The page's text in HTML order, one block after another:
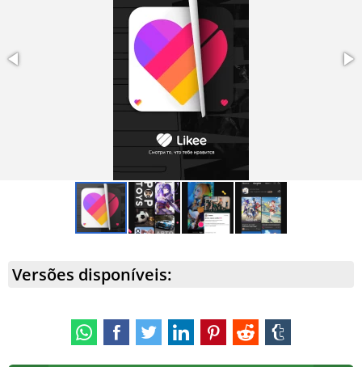
O feed ficou ainda mais inteligente e preciso. Agora, os
usuários podem facilmente encontrar vídeos virais e
conteúdos que realmente lhes interessam, com base em
suas preferências e atividades;
O sistema de interação com outros usuários foi
melhorado. Agora você pode não apenas seguir
blogueiros interessantes, mas também fazer amigos por
meio de chat de voz e vídeo.
Versões disponíveis: